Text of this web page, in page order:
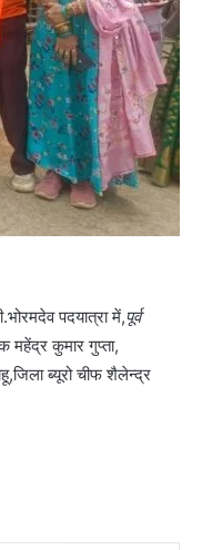
पदयात्रा में,पूर्व
महेंद्र कुमार गुप्ता,
ब्यूरो चीफ शैलेन्द्र